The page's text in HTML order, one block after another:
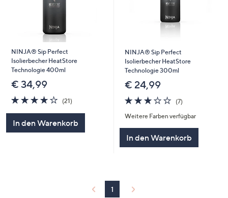
NINJA® Sip Perfect
Isolierbecher HeatStore
Technologie 400ml
€ 34,99
4.1
von
(21)21
In den Warenkorb
NINJA® Sip Perfect
Isolierbecher HeatStore
Technologie 300ml
€ 24,99
2.7
von
5
(7)7
Weitere Farben verfügbar
In den Warenkorb
1